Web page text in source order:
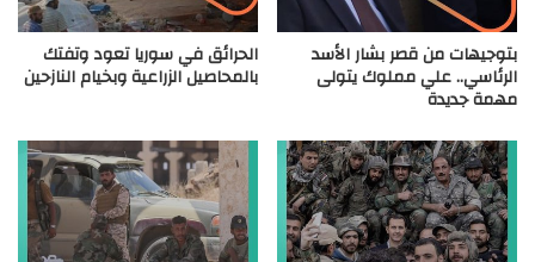
بتوجيهات من قصر بشار الأسد
الرئاسي.. علي مملوك يتولى
مهمة جديدة
الحرائق في سوريا تعود وتفتك
بالمحاصيل الزراعية وبخيام النازحين